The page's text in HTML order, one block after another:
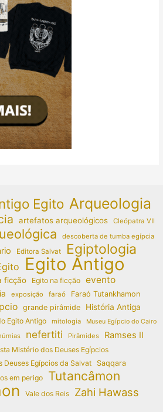
Egito Arqueologia
artefatos arqueológicos Cleópatra VII
descoberta de tumba egípcia
Editora Salvat Egiptologia
Egito Antigo
ficção Egito na ficção evento
exposição faraó Faraó Tutankhamon
grande pirâmide
História Antiga
Egito Antigo mitologia Museu Egípcio do Cairo
nefertiti Pirâmides Ramses II
Mistério dos Deuses Egípcios
Deuses Egípcios da Salvat
Saqqara
em perigo
Tutancâmon
Vale dos Reis Zahi Hawass